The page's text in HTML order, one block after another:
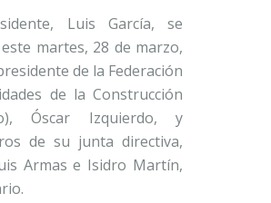
Luis García, se
martes, 28 de marzo,
de la Federación
de la Construcción
Óscar Izquierdo, y
de su junta directiva,
Armas e Isidro Martín,